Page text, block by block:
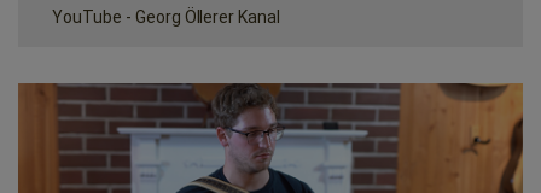
YouTube - Georg Öllerer Kanal